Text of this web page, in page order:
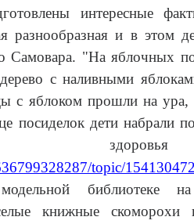
интересные
разнообразная и в этом
Самовара. "На яблочных
с наливными
с яблоком прошли на ура,
посиделок дети набрали
topic/
библиотеке
книжные скоморохи